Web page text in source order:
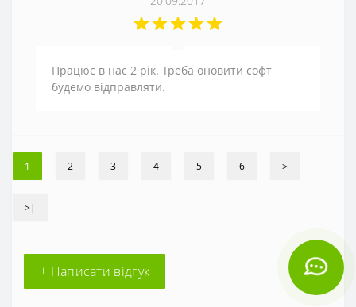
Працює в нас 2 рік. Треба оновити софт
будемо відправляти.
1 2 3 4 5 6 >
>|
+ Написати відгук